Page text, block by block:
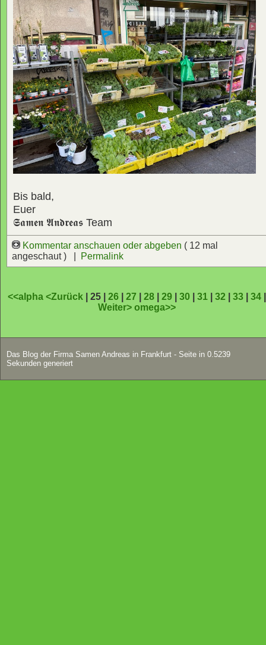
Bis bald,
Euer
𝕾𝖆𝖒𝖊𝖓 𝕬𝖓𝖉𝖗𝖊𝖆𝖘 Team
Kommentar anschauen oder abgeben ( 12 mal
angeschaut ) |
Permalink
<<alpha<Zurück | 25 |26 |27 |28 |29 |30 |31 |32 |33 |34
Weiter>omega>>
Das Blog der Firma Samen Andreas in Frankfurt - Seite in 0.5239
Sekunden generiert